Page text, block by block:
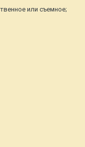
или съемное;